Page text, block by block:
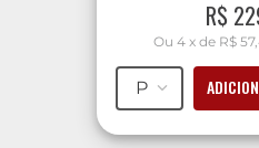
R$
Ou 4 x de R$
P